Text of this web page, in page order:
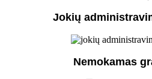
Jokių
Nemokamas